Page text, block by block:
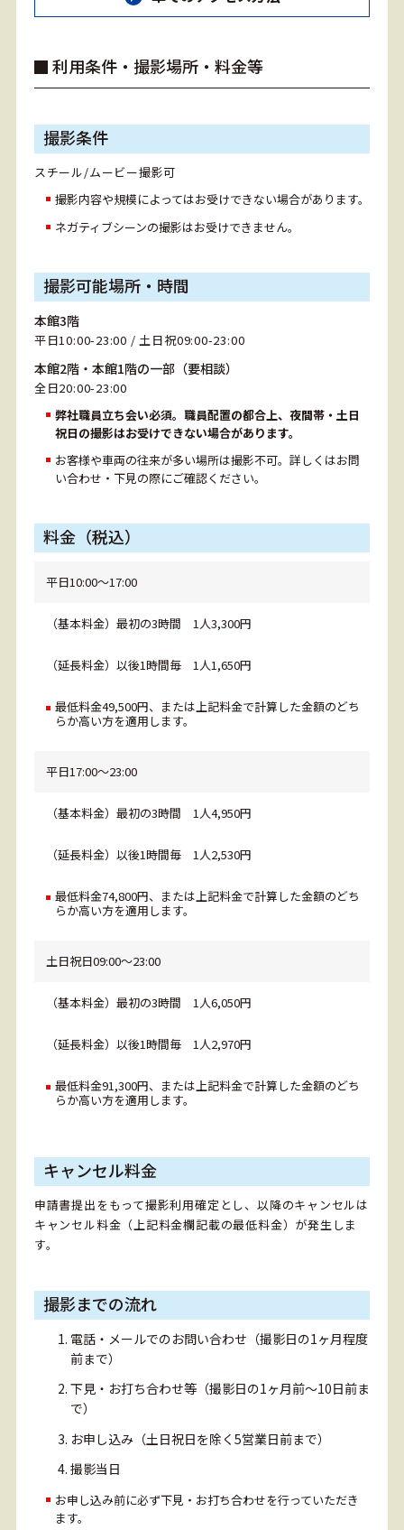
利用条件・撮影場所・料金等
撮影条件
スチール/ムービー撮影可
撮影内容や規模によってはお受けできない場合があります。
ネガティブシーンの撮影はお受けできません。
撮影可能場所・時間
本館3階
平日10:00-23:00 / 土日祝09:00-23:00
本館2階・本館1階の一部（要相談）
全日20:00-23:00
弊社職員立ち会い必須。職員配置の都合上、夜間帯・土日
祝日の撮影はお受けできない場合があります。
お客様や車両の往来が多い場所は撮影不可。詳しくはお問
い合わせ・下見の際にご確認ください。
料金（税込）
平日10:00～17:00
（基本料金）最初の3時間 1人3,300円
（延長料金）以後1時間毎 1人1,650円
最低料金49,500円、または上記料金で計算した金額のどち
らか高い方を適用します。
平日17:00～23:00
（基本料金）最初の3時間 1人4,950円
（延長料金）以後1時間毎 1人2,530円
最低料金74,800円、または上記料金で計算した金額のどち
らか高い方を適用します。
土日祝日09:00～23:00
（基本料金）最初の3時間 1人6,050円
（延長料金）以後1時間毎 1人2,970円
最低料金91,300円、または上記料金で計算した金額のどち
らか高い方を適用します。
キャンセル料金
申請書提出をもって撮影利用確定とし、以降のキャンセルは
キャンセル料金（上記料金欄記載の最低料金）が発生しま
す。
撮影までの流れ
電話・メールでのお問い合わせ（撮影日の1ヶ月程度
前まで）
下見・お打ち合わせ等（撮影日の1ヶ月前～10日前ま
で）
お申し込み（土日祝日を除く5営業日前まで）
撮影当日
お申し込み前に必ず下見・お打ち合わせを行っていただき
ます。